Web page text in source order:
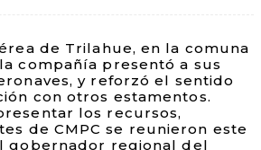
de Trilahue, en la comuna
compañía presentó a sus
y reforzó el sentido
con otros estamentos.
los recursos,
de CMPC se reunieron este
gobernador regional del